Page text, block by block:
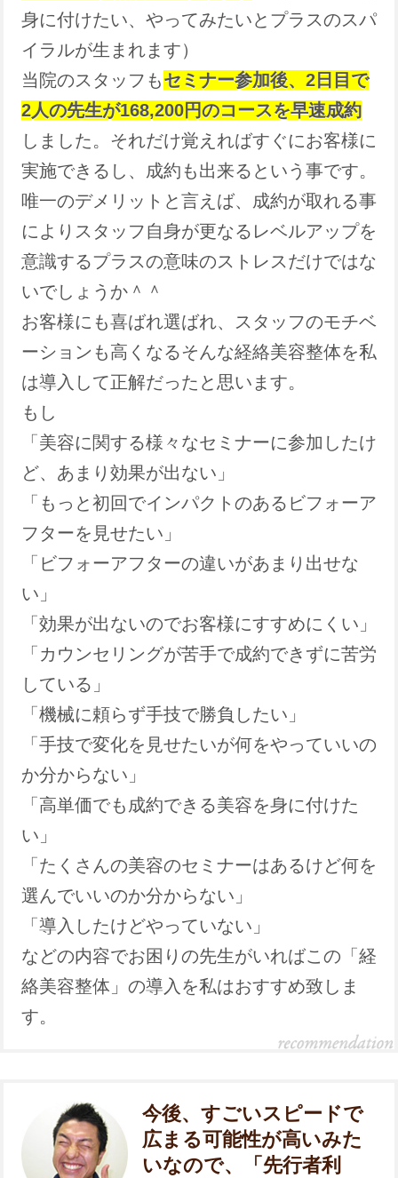
身に付けたい、やってみたいとプラスのスパ
イラルが生まれます）
当院のスタッフもセミナー参加後、2日目で
2人の先生が168,200円のコースを早速成約
しました。それだけ覚えればすぐにお客様に
実施できるし、成約も出来るという事です。
唯一のデメリットと言えば、成約が取れる事
によりスタッフ自身が更なるレベルアップを
意識するプラスの意味のストレスだけではな
いでしょうか＾＾
お客様にも喜ばれ選ばれ、スタッフのモチベ
ーションも高くなるそんな経絡美容整体を私
は導入して正解だったと思います。
もし
「美容に関する様々なセミナーに参加したけ
ど、あまり効果が出ない」
「もっと初回でインパクトのあるビフォーア
フターを見せたい」
「ビフォーアフターの違いがあまり出せな
い」
「効果が出ないのでお客様にすすめにくい」
「カウンセリングが苦手で成約できずに苦労
している」
「機械に頼らず手技で勝負したい」
「手技で変化を見せたいが何をやっていいの
か分からない」
「高単価でも成約できる美容を身に付けた
い」
「たくさんの美容のセミナーはあるけど何を
選んでいいのか分からない」
「導入したけどやっていない」
などの内容でお困りの先生がいればこの「経
絡美容整体」の導入を私はおすすめ致しま
す。
今後、すごいスピードで
広まる可能性が高いみた
いなので、「先行者利